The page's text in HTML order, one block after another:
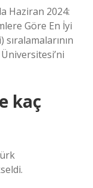
Haziran 2024:
Göre En İyi
kaç